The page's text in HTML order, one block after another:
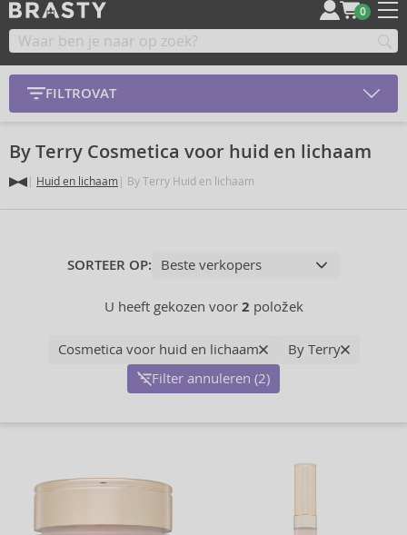
0
FILTROVAT
By Terry Cosmetica voor huid en lichaam
Huid en lichaam By Terry Huid en lichaam
SORTEER OP:
U heeft gekozen voor 2 položek
Cosmetica voor huid en lichaam
By Terry
Filter annuleren (2)